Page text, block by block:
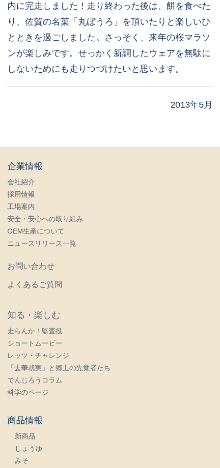
内に完走しました！走り終わった後は、餅を食べた
り、佐賀の名菓「丸ぼうろ」を頂いたりと楽しいひ
とときを過ごしました。さっそく、来年の桜マラソ
ンが楽しみです。せっかく新調したウェアを無駄に
しないためにも走りつづけたいと思います。
2013年5月
企業情報
会社紹介
採用情報
工場案内
安全・安心への取り組み
OEM生産について
ニュースリリース一覧
お問い合わせ
よくあるご質問
知る・楽しむ
走らんか！監査役
ショートムービー
レッツ・チャレンジ
「去華就実」と郷土の先覚者たち
でんじろうコラム
科学のページ
商品情報
新商品
しょうゆ
みそ